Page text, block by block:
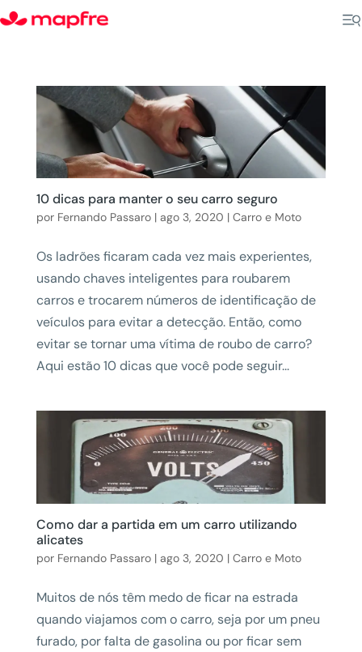
10 dicas para manter o seu carro seguro
por Fernando Passaro| ago 3, 2020 | Carro e Moto
Os ladrões ficaram cada vez mais experientes,
usando chaves inteligentes para roubarem
carros e trocarem números de identificação de
veículos para evitar a detecção. Então, como
evitar se tornar uma vítima de roubo de carro?
Aqui estão 10 dicas que você pode seguir...
Como dar a partida em um carro utilizando
alicates
por Fernando Passaro| ago 3, 2020 | Carro e Moto
Muitos de nós têm medo de ficar na estrada
quando viajamos com o carro, seja por um pneu
furado, por falta de gasolina ou por ficar sem